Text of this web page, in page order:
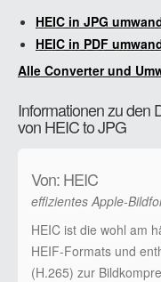
HEIC in JPG
HEIC in PDF
Alle Converter und
Informationen zu den
von HEIC to JPG
Von: HEIC
effizientes Apple-
HEIC ist die wohl am
HEIF-Formats und
(H.265) zur